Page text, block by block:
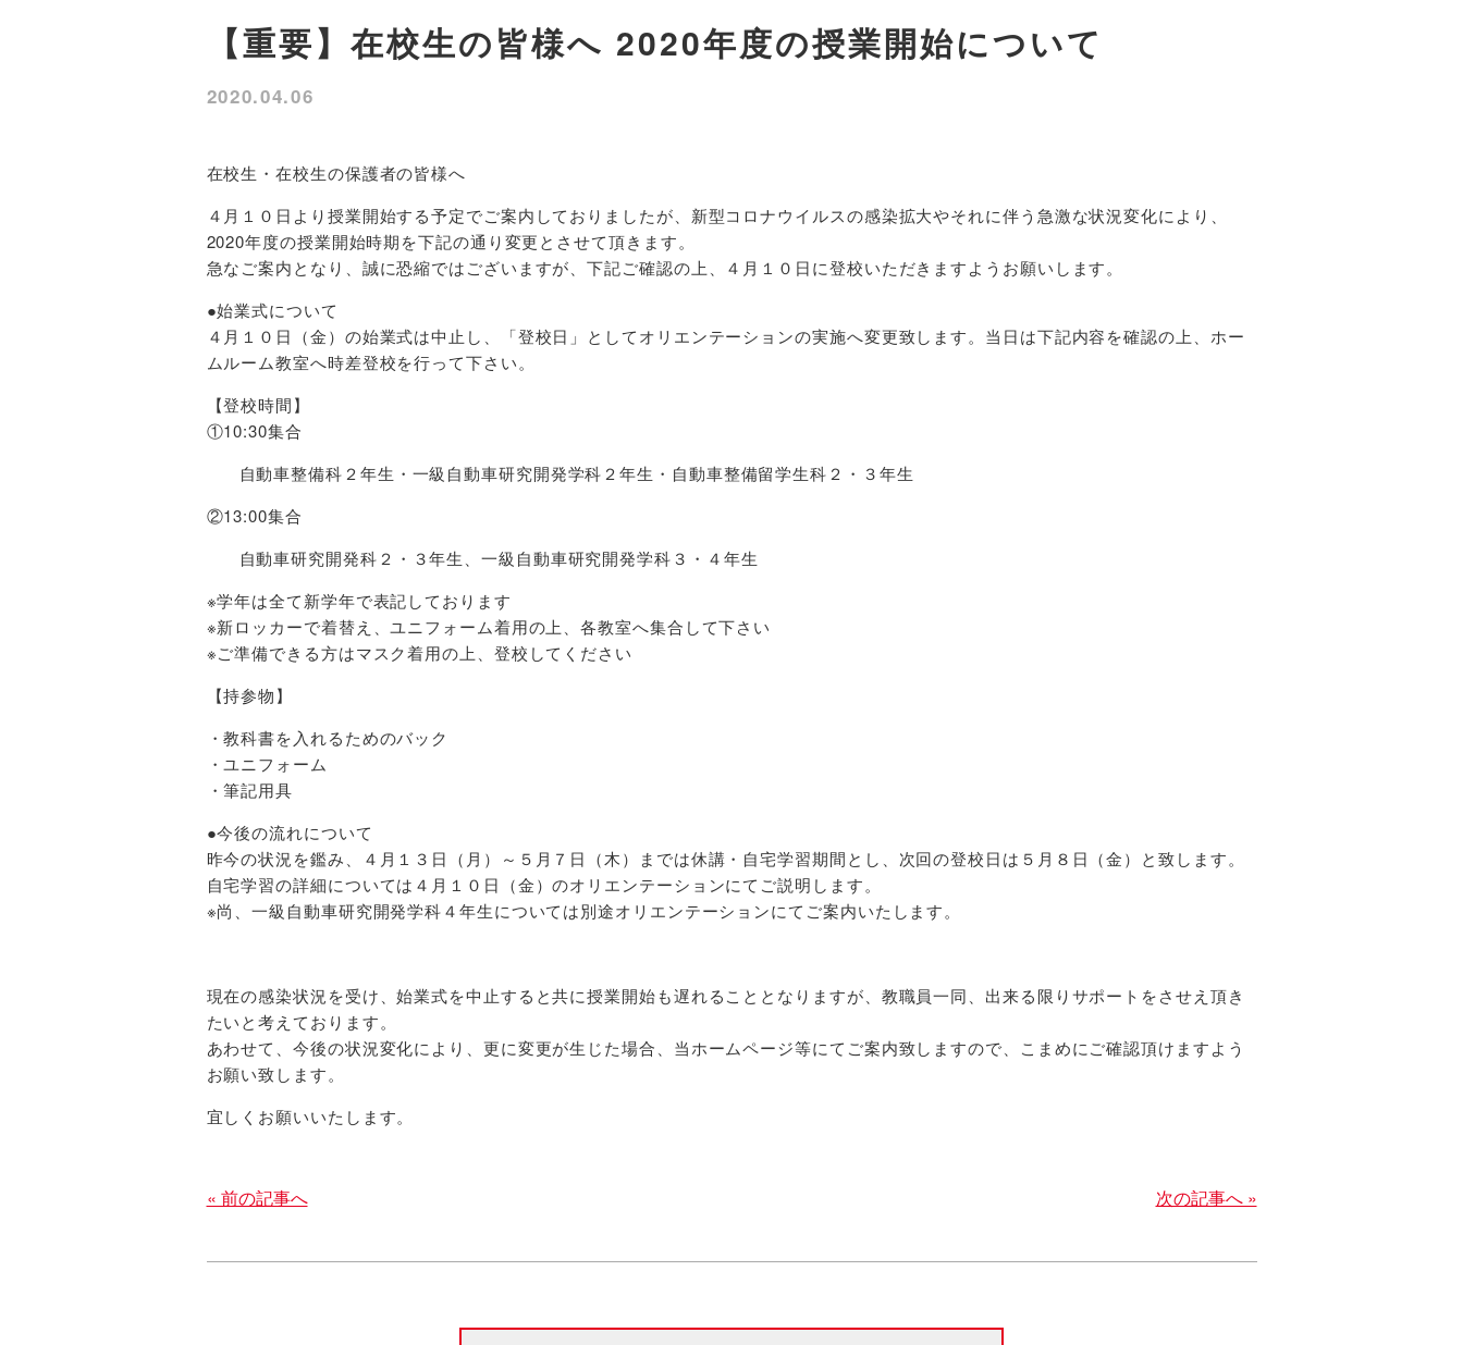
【重要】在校生の皆様へ 2020年度の授業開始について
2020.04.06
在校生・在校生の保護者の皆様へ
４月１０日より授業開始する予定でご案内しておりましたが、新型コロナウイルスの感染拡大やそれに伴う急激な状況変化により、
2020年度の授業開始時期を下記の通り変更とさせて頂きます。
急なご案内となり、誠に恐縮ではございますが、下記ご確認の上、４月１０日に登校いただきますようお願いします。
●始業式について
４月１０日（金）の始業式は中止し、「登校日」としてオリエンテーションの実施へ変更致します。当日は下記内容を確認の上、ホー
ムルーム教室へ時差登校を行って下さい。
【登校時間】
①10:30集合
自動車整備科２年生・一級自動車研究開発学科２年生・自動車整備留学生科２・３年生
②13:00集合
自動車研究開発科２・３年生、一級自動車研究開発学科３・４年生
※学年は全て新学年で表記しております
※新ロッカーで着替え、ユニフォーム着用の上、各教室へ集合して下さい
※ご準備できる方はマスク着用の上、登校してください
【持参物】
・教科書を入れるためのバック
・ユニフォーム
・筆記用具
●今後の流れについて
昨今の状況を鑑み、４月１３日（月）～５月７日（木）までは休講・自宅学習期間とし、次回の登校日は５月８日（金）と致します。
自宅学習の詳細については４月１０日（金）のオリエンテーションにてご説明します。
※尚、一級自動車研究開発学科４年生については別途オリエンテーションにてご案内いたします。
現在の感染状況を受け、始業式を中止すると共に授業開始も遅れることとなりますが、教職員一同、出来る限りサポートをさせえ頂き
たいと考えております。
あわせて、今後の状況変化により、更に変更が生じた場合、当ホームページ等にてご案内致しますので、こまめにご確認頂けますよう
お願い致します。
宜しくお願いいたします。
« 前の記事へ 次の記事へ »